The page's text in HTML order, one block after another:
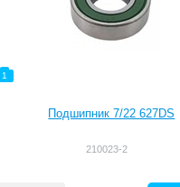
1
Подшипник 7/22 627DS
210023-2